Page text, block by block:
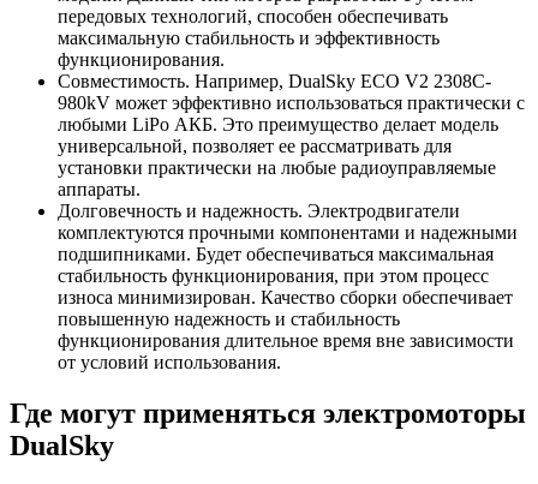
передовых технологий, способен обеспечивать
максимальную стабильность и эффективность
функционирования.
Совместимость. Например, DualSky ECO V2 2308C-
980kV может эффективно использоваться практически с
любыми LiPo АКБ. Это преимущество делает модель
универсальной, позволяет ее рассматривать для
установки практически на любые радиоуправляемые
аппараты.
Долговечность и надежность. Электродвигатели
комплектуются прочными компонентами и надежными
подшипниками. Будет обеспечиваться максимальная
стабильность функционирования, при этом процесс
износа минимизирован. Качество сборки обеспечивает
повышенную надежность и стабильность
функционирования длительное время вне зависимости
от условий использования.
Где могут применяться электромоторы
DualSky